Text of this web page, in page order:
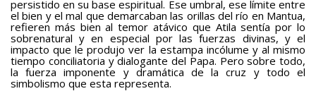
persistido en su base espiritual. Ese umbral, ese límite entre
el bien y el mal que demarcaban las orillas del río en Mantua,
refieren más bien al temor atávico que Atila sentía por lo
sobrenatural y en especial por las fuerzas divinas, y el
impacto que le produjo ver la estampa incólume y al mismo
tiempo conciliatoria y dialogante del Papa. Pero sobre todo,
la fuerza imponente y dramática de la cruz y todo el
simbolismo que esta representa.